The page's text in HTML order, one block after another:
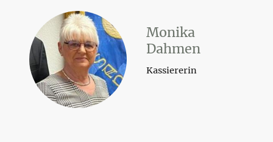
Monika
Dahmen
Kassiererin